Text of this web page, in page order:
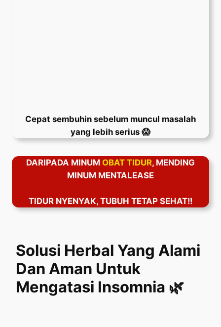
Cepat sembuhin sebelum muncul masalah
yang lebih serius 😱
DARIPADA MINUM OBAT TIDUR, MENDING
MINUM MENTALEASE
TIDUR NYENYAK, TUBUH TETAP SEHAT!!
Solusi Herbal Yang Alami
Dan Aman Untuk
Mengatasi Insomnia 🌿